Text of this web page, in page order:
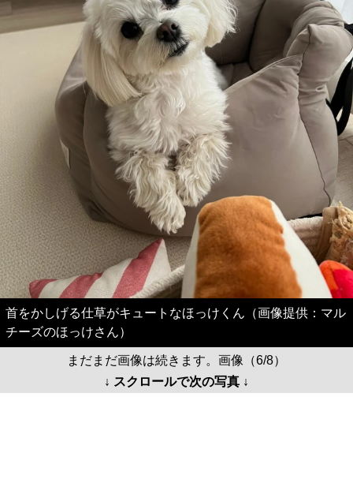
首をかしげる仕草がキュートなほっけくん（画像提供：マル
チーズのほっけさん）
まだまだ画像は続きます。画像（6/8）
↓ スクロールで次の写真 ↓